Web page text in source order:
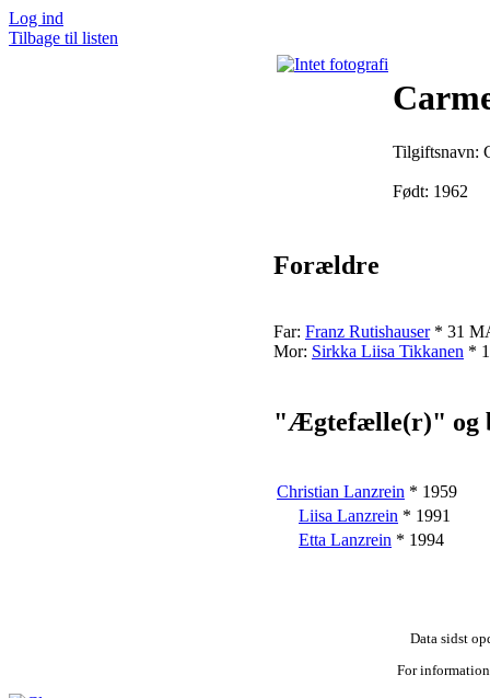
Log ind
Tilbage til listen
Tilgiftsnavn:
Født: 1962
Forældre
Far: Franz Rutishauser* 31
Mor: Sirkka Liisa Tikkanen *
"Ægtefælle(r)" og
Christian Lanzrein * 1959
Liisa Lanzrein * 1991
Etta Lanzrein * 1994
Data sidst
For